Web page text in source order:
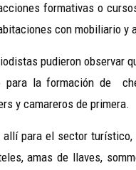
formativas o
con mobiliario y
pudieron observar
para la formación de
y camareros de primera.
allí para el sector
amas de llaves,